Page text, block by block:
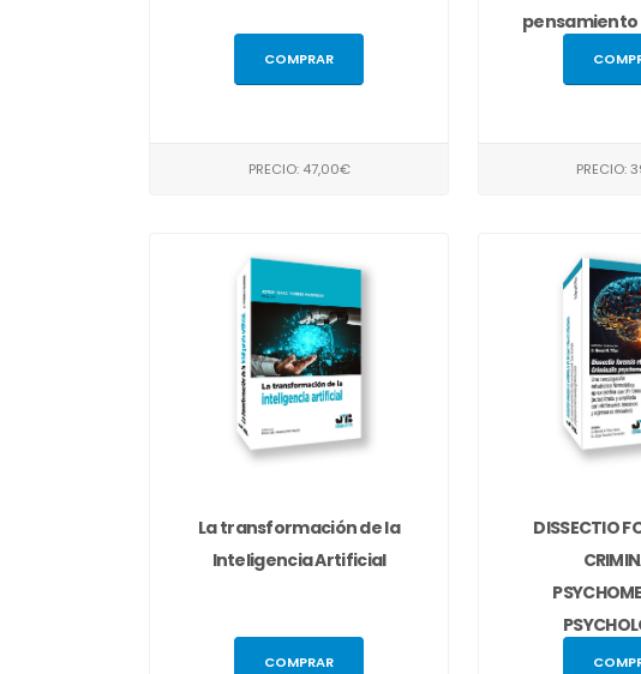
COMPRAR
PRECIO: 47,00€ PRECIO:
La transformación de la
Inteligencia Artificial
COMPRAR
DISSECTIO